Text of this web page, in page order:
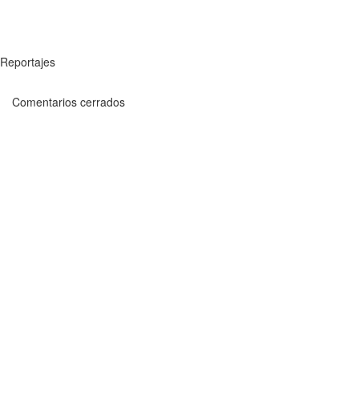
Reportajes
Comentarios cerrados